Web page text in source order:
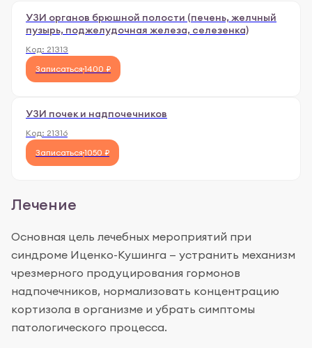
УЗИ органов брюшной полости (печень, желчный
пузырь, поджелудочная железа, селезенка)
Код: 21313
Записаться 1400 ₽
УЗИ почек и надпочечников
Код: 21316
Записаться 1050 ₽
Лечение
Основная цель лечебных мероприятий при
синдроме Иценко-Кушинга — устранить механизм
чрезмерного продуцирования гормонов
надпочечников, нормализовать концентрацию
кортизола в организме и убрать симптомы
патологического процесса.